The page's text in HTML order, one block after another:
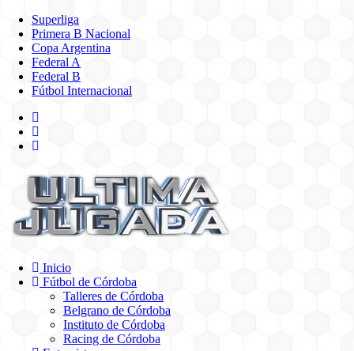
Superliga
Primera B Nacional
Copa Argentina
Federal A
Federal B
Fútbol Internacional
Inicio
Fútbol de Córdoba
Talleres de Córdoba
Belgrano de Córdoba
Instituto de Córdoba
Racing de Córdoba